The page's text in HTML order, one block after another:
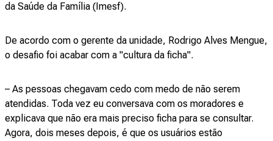
da Saúde da Família (Imesf).
De acordo com o gerente da unidade, Rodrigo Alves Mengue,
o desafio foi acabar com a "cultura da ficha".
– As pessoas chegavam cedo com medo de não serem
atendidas. Toda vez eu conversava com os moradores e
explicava que não era mais preciso ficha para se consultar.
Agora, dois meses depois, é que os usuários estão